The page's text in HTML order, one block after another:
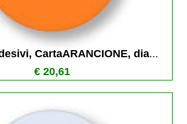
CartaARANCIONE, dia...
€ 20,61